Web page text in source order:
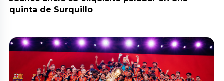
quinta de Surquillo